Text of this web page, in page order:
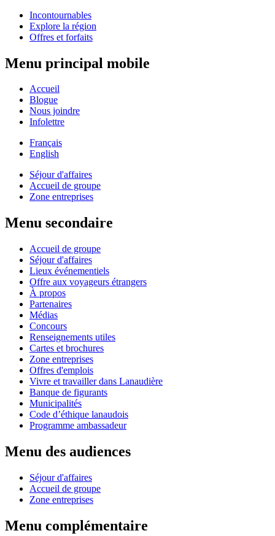
Incontournables
Explore la région
Offres et forfaits
Menu principal mobile
Accueil
Blogue
Nous joindre
Infolettre
Français
English
Séjour d'affaires
Accueil de groupe
Zone entreprises
Menu secondaire
Accueil de groupe
Séjour d'affaires
Lieux événementiels
Offre aux voyageurs étrangers
À propos
Partenaires
Médias
Concours
Renseignements utiles
Cartes et brochures
Zone entreprises
Offres d'emplois
Vivre et travailler dans Lanaudière
Banque de figurants
Municipalités
Code d’éthique lanaudois
Programme ambassadeur
Menu des audiences
Séjour d'affaires
Accueil de groupe
Zone entreprises
Menu complémentaire